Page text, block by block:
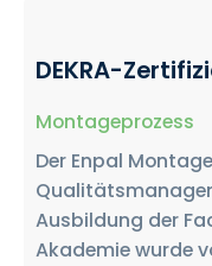
DEKRA-
Montageprozess
Der Enpal
Ausbildung der
Akademie wurde